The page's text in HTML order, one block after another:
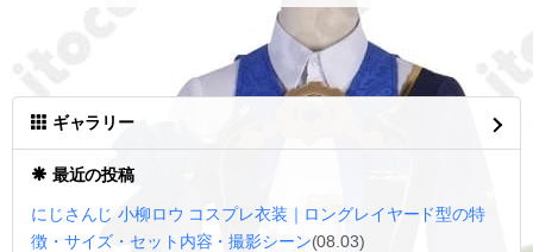
ギャラリー
最近の投稿
にじさんじ 小柳ロウ コスプレ衣装｜ロングレイヤード型の特
徴・サイズ・セット内容・撮影シーン(08.03)